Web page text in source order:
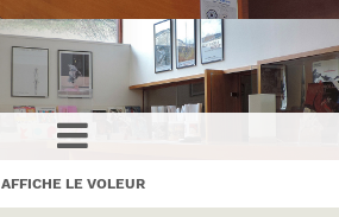
AFFICHE LE VOLEUR